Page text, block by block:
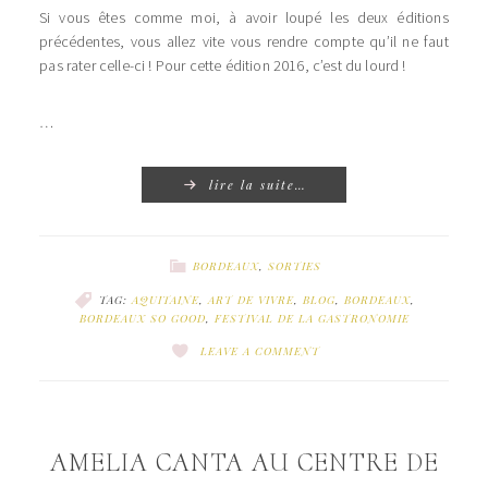
Si vous êtes comme moi, à avoir loupé les deux éditions
précédentes, vous allez vite vous rendre compte qu’il ne faut
pas rater celle-ci ! Pour cette édition 2016, c’est du lourd !
…
lire la suite…
BORDEAUX, SORTIES
TAG: AQUITAINE, ART DE VIVRE, BLOG, BORDEAUX,
BORDEAUX SO GOOD
FESTIVAL DE LA GASTRONOMIE
LEAVE A COMMENT
AMELIA CANTA AU CENTRE DE